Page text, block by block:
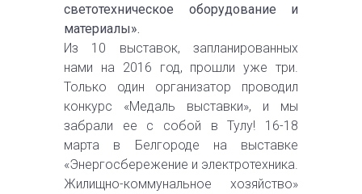
светотехническое оборудование и
материалы».
Из 10 выставок, запланированных
нами на 2016 год, прошли уже три.
Только один организатор проводил
конкурс «Медаль выставки», и мы
забрали ее с собой в Тулу! 16-18
марта в Белгороде на выставке
«Энергосбережение и электротехника.
Жилищно-коммунальное хозяйство»